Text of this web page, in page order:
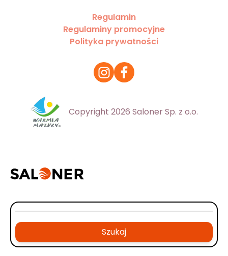
Regulamin
Regulaminy promocyjne
Polityka prywatności
Copyright 2026 Saloner Sp. z o.o.
Szukaj